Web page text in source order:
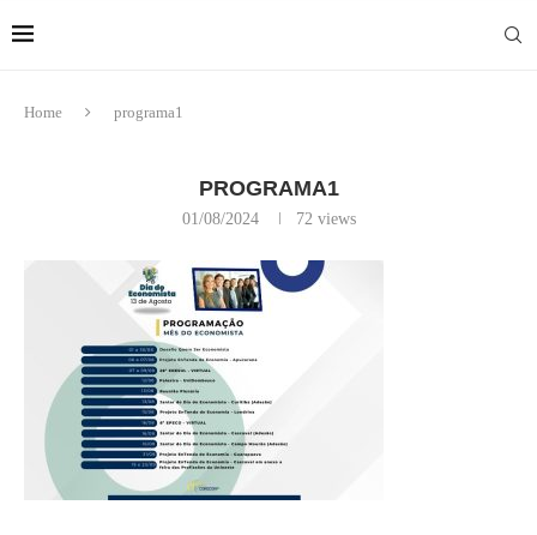
Home programa1
PROGRAMA1
01/08/2024 72views